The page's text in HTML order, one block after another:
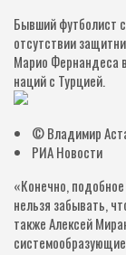
Бывший футболист
отсутствии
Марио Фернандеса
наций с Турцией.
© Владимир
РИА Новости
«Конечно,
нельзя забывать,
также Алексей